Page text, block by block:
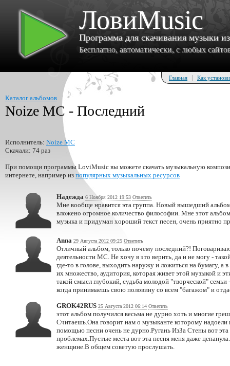
ЛовиMusic
Программа для скачивания музыки
Бесплатно, автоматически, с любых
Главная | Как
Каталог альбомов
Noize MC - Последний
Исполнитель: Noize MC
Скачали: 74 раз
При помощи программы LoviMusic вы можете скачать музыкальную
интернете, например из популярных музыкальных ресурсов
Надежда 6 Ноября 2012 19:53 Ответить
Мне вообще нравится эта группа. Новый вышедший
вложено огромное количество философии. Мне этот
музыка и придуман хороший текст песен, очень приятно
Anna 29 Августа 2012 09:25 Ответить
Отличный альбом, только почему последний?!
деятельности МС. Не хочу в это верить, да и не могу -
где-то в голове, выходить наружу и ложиться на бумагу, а
их множество, аудитория, которая живет этой музыкой и
такой смысл глубокий, судьба молодой "творческой"
когда принимаешь свою половину со всем "багажом" и
GROK42RUS 25 Августа 2012 06:14 Ответить
этот альбом получился весьма не дурно хоть и многие
Считаешь.Она говорит нам о музыканте которому
помощью песни очень не дурно.Ругань ИзЗа Стены вот
проблемах.Пустые места вот эта песня меня даже
женщине.В общем советую прослушать.